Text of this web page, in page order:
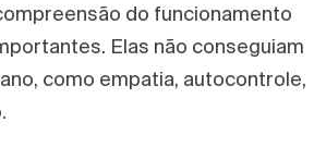
do funcionamento
Elas não conseguiam
como empatia, autocontrole,